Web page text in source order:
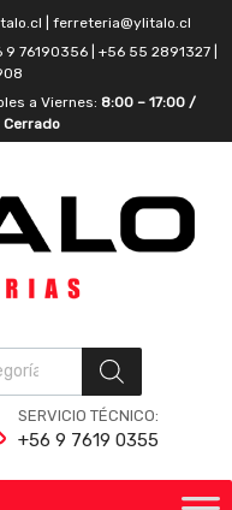
| ferreteria@ylitalo.cl
76190356 | +56 55 2891327 |
a Viernes: 8:00 – 17:00 /
Cerrado
SERVICIO TÉCNICO:
+56 9 7619 0355